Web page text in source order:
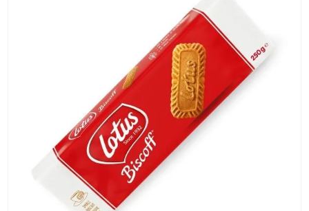
(FINO A 4,9
KG) –
CONSEGNA
IN 24/48
ORE AD